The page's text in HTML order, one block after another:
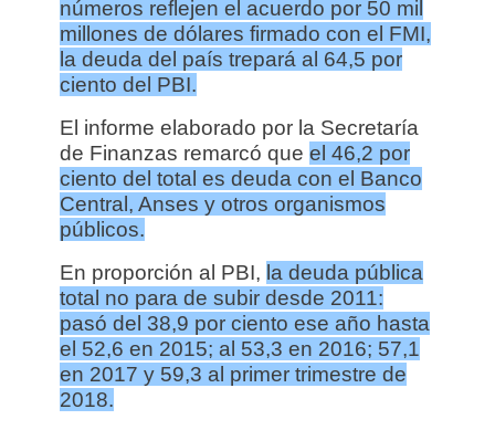
números reflejen el acuerdo por 50 mil
millones de dólares firmado con el FMI,
la deuda del país trepará al 64,5 por
ciento del PBI.
El informe elaborado por la Secretaría
de Finanzas remarcó que el 46,2 por
ciento del total es deuda con el Banco
Central, Anses y otros organismos
públicos.
En proporción al PBI, la deuda pública
total no para de subir desde 2011:
pasó del 38,9 por ciento ese año hasta
el 52,6 en 2015; al 53,3 en 2016; 57,1
en 2017 y 59,3 al primer trimestre de
2018.